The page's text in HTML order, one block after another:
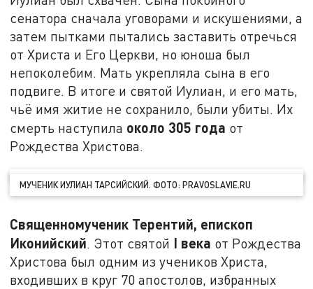
сенатора сначала уговорами и искушениями, а
затем пытками пытались заставить отречься
от Христа и Его Церкви, но юноша был
непоколебим. Мать укрепляла сына в его
подвиге. В итоге и святой Иулиан, и его мать,
чьё имя житие не сохранило, были убиты. Их
смерть наступила около 305 года от
Рождества Христова.
МУЧЕНИК ИУЛИАН ТАРСИЙСКИЙ. ФОТО: PRAVOSLAVIE.RU
Священномученик Терентий, епископ
Иконийский. Этот святой I века от Рождества
Христова был одним из учеников Христа,
входивших в круг 70 апостолов, избранных